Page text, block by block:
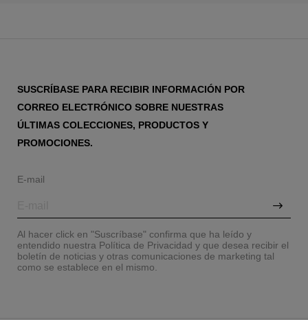
SUSCRÍBASE PARA RECIBIR INFORMACIÓN POR
CORREO ELECTRÓNICO SOBRE NUESTRAS
ÚLTIMAS COLECCIONES, PRODUCTOS Y
PROMOCIONES.
E-mail
Al hacer click en "Suscríbase" confirma que ha leído y
entendido nuestra Política de Privacidad y que desea recibir el
boletín de noticias y otras comunicaciones de marketing tal
como se establece en el mismo.